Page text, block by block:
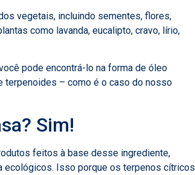
vegetais, incluindo sementes, flores,
como lavanda, eucalipto, cravo, lírio,
pode encontrá-lo na forma de óleo
terpenoides – como é o caso do nosso
Sim!
feitos à base desse ingrediente,
ecológicos. Isso porque os terpenos cítricos